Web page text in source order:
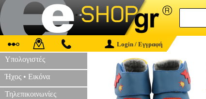
Login / Εγγραφή
Υπολογιστές
Ήχος • Εικόνα
Τηλεπικοινωνίες